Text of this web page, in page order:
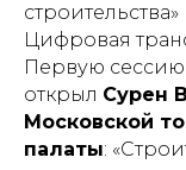
Цифровая
Первую
открыл Сурен
Московской
палаты: